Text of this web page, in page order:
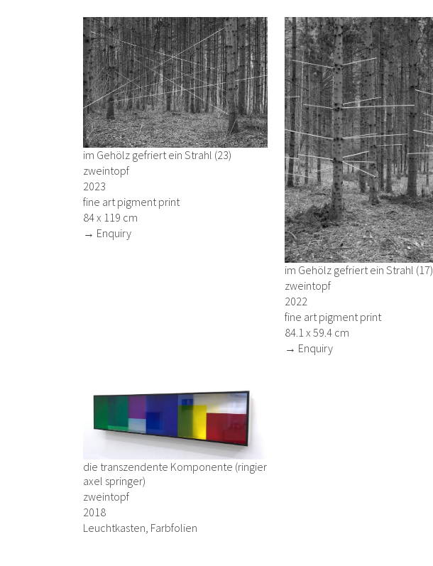
im Gehölz gefriert ein Strahl (23)
zweintopf
2023
fine art pigment print
84 x 119 cm
→ Enquiry
im Gehölz gefriert ein Strahl (17)
zweintopf
2022
fine art pigment print
84.1 x 59.4 cm
→ Enquiry
die transzendente Komponente (ringier
axel springer)
zweintopf
2018
Leuchtkasten, Farbfolien